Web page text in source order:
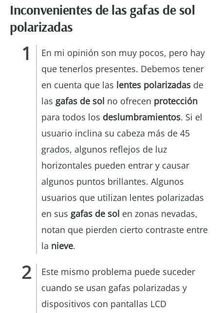
Inconvenientes de las gafas de sol
polarizadas
En mi opinión son muy pocos, pero hay
que tenerlos presentes. Debemos tener
en cuenta que las lentes polarizadas de
las gafas de sol no ofrecen protección
para todos los deslumbramientos. Si el
usuario inclina su cabeza más de 45
grados, algunos reflejos de luz
horizontales pueden entrar y causar
algunos puntos brillantes. Algunos
usuarios que utilizan lentes polarizadas
en sus gafas de sol en zonas nevadas,
notan que pierden cierto contraste entre
la nieve.
Este mismo problema puede suceder
cuando se usan gafas polarizadas y
dispositivos con pantallas LCD